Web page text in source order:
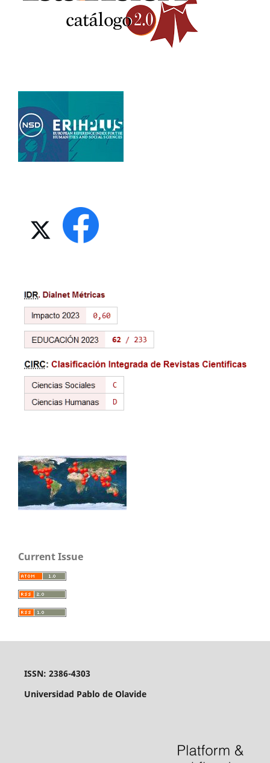
Current Issue
ISSN: 2386-4303
Universidad Pablo de Olavide